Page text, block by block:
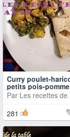
Curry poulet-
petits pois-
Par Les recettes de
281